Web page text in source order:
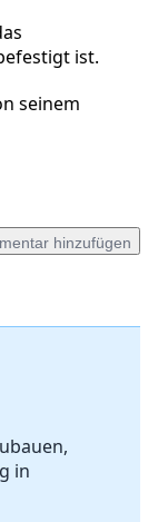
ist.
seinem
hinzufügen
Kommentieren
in